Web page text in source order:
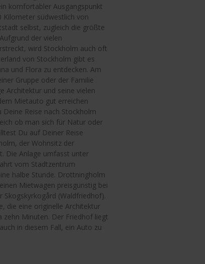
komfortabler Ausgangspunkt
Kilometer südwestlich von
selbst, zugleich die größte
der vielen
wird Stockholm auch oft
von Stockholm gibt es
und Flora zu entdecken. Am
Gruppe oder der Familie
Architektur und seine vielen
Mietauto gut erreichen
Reise nach Stockholm
ob man sich für Natur oder
Du auf Deiner Reise
der Wohnsitz der
Die Anlage umfasst unter
vom Stadtzentrum
halbe Stunde. Drottningholm
Mietwagen preisgünstig bei
Skogskyrkogård (Waldfriedhof).
die eine originelle Architektur
Minuten. Der Friedhof liegt
in diesem Fall, ein Auto zu